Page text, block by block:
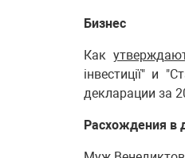
Бизнес
Как
інвестиції" и
декларации за
Расхождения в